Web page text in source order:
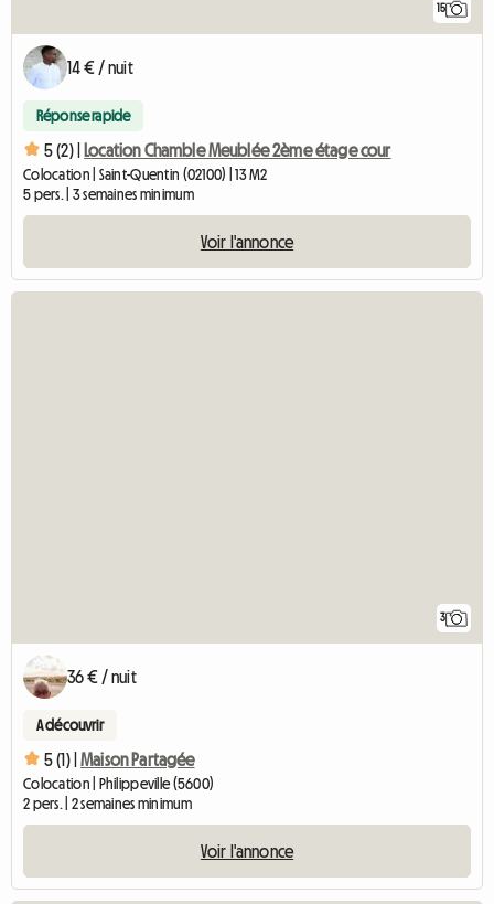
15
14 € / nuit
Réponse rapide
5 (2) | Location Chamble Meublée 2ème étage cour
Colocation | Saint-Quentin (02100) | 13 M2
5 pers. | 3 semaines minimum
Voir l'annonce
3
36 € / nuit
A découvrir
5 (1) | Maison Partagée
Colocation | Philippeville (5600)
2 pers. | 2 semaines minimum
Voir l'annonce